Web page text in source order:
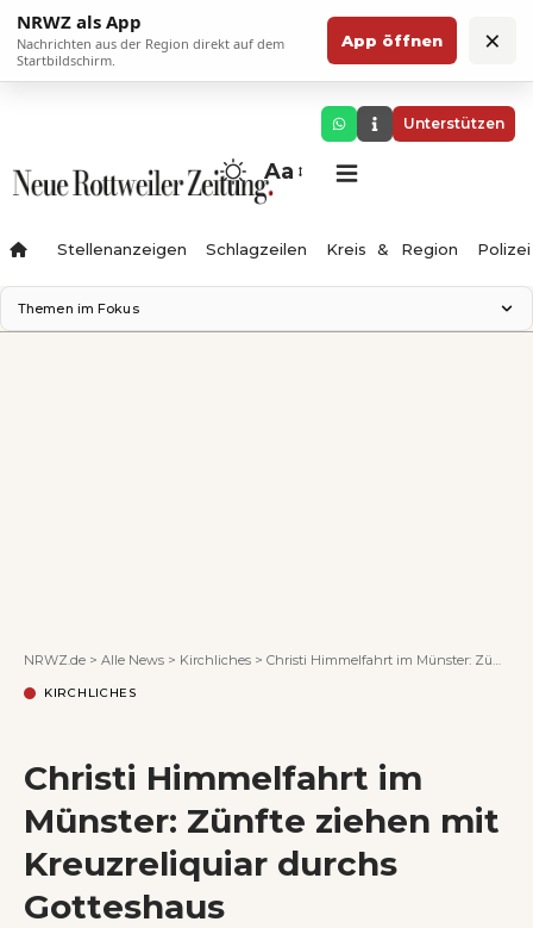
NRWZ als App
Nachrichten aus der Region direkt auf dem
Startbildschirm.
App öffnen ×
Unterstützen
Aa
Stellenanzeigen Schlagzeilen Kreis & Region Polizei
Themen im Fokus
NRWZ.de > Alle News > Kirchliches > Christi Himmelfahrt im Münster: Zünfte ziehen mit Kreuzreliquiar durchs Gotteshaus
KIRCHLICHES
Christi Himmelfahrt im
Münster: Zünfte ziehen mit
Kreuzreliquiar durchs
Gotteshaus